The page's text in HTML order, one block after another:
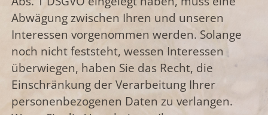
Abwägung zwischen Ihren und unseren
Interessen vorgenommen werden. Solange
noch nicht feststeht, wessen Interessen
überwiegen, haben Sie das Recht, die
Einschränkung der Verarbeitung Ihrer
personenbezogenen Daten zu verlangen.